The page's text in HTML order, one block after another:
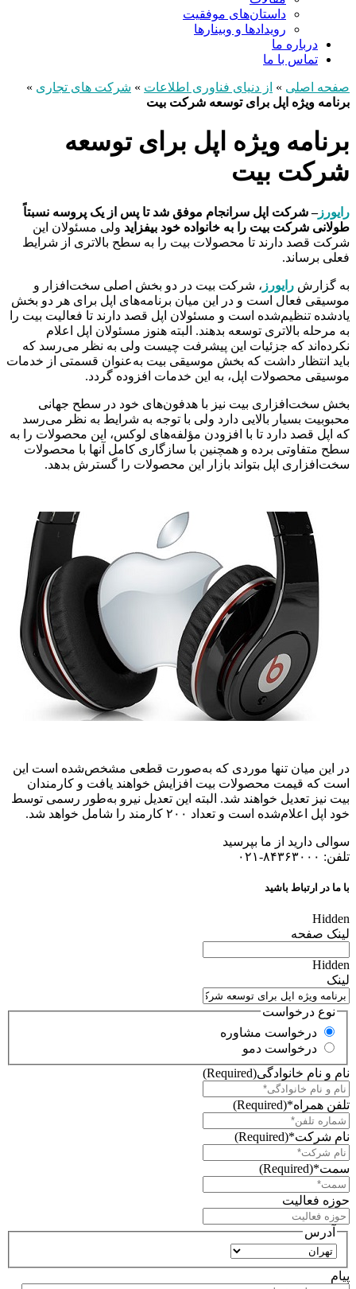
داستان‌های موفقیت
رویدادها و وبینارها
درباره ما
تماس با ما
صفحه اصلی » از دنیای فناوری اطلاعات » شرکت های تجاری »
برنامه ویژه اپل برای توسعه شرکت بیت
برنامه ویژه اپل برای توسعه
شرکت بیت
رایورز– شرکت اپل سرانجام موفق شد تا پس از یک پروسه نسبتاً
طولانی شرکت بیت را به خانواده خود بیفزاید ولی مسئولان این
شرکت قصد دارند تا محصولات بیت را به سطح بالاتری از شرایط
فعلی برساند.
به گزارش رایورز ، شرکت بیت در دو بخش اصلی سخت‌افزار و
موسیقی فعال است و در این میان برنامه‌های اپل برای هر دو بخش
یادشده تنظیم‌شده است و مسئولان اپل قصد دارند تا فعالیت بیت را
به مرحله بالاتری توسعه بدهند. البته هنوز مسئولان اپل اعلام
نکرده‌اند که جزئیات این پیشرفت چیست ولی به نظر می‌رسد که
باید انتظار داشت که بخش موسیقی بیت به‌عنوان قسمتی از خدمات
موسیقی محصولات اپل، به این خدمات افزوده گردد.
بخش سخت‌افزاری بیت نیز با هدفون‌های خود در سطح جهانی
محبوبیت بسیار بالایی دارد ولی با توجه به شرایط به نظر می‌رسد
که اپل قصد دارد تا با افزودن مؤلفه‌های لوکس، این محصولات را به
سطح متفاوتی برده و همچنین با سازگاری کامل آنها با محصولات
سخت‌افزاری اپل بتواند بازار این محصولات را گسترش بدهد.
در این میان تنها موردی که به‌صورت قطعی مشخص‌شده است این
است که قیمت محصولات بیت افزایش خواهند یافت و کارمندان
بیت نیز تعدیل خواهند شد. البته این تعدیل نیرو به‌طور رسمی توسط
خود اپل اعلام‌شده است و تعداد ۲۰۰ کارمند را شامل خواهد شد.
سوالی دارید از ما بپرسید
تلفن: ۸۴۳۶۳۰۰۰-۰۲۱
با ما در ارتباط باشید
Hidden
لینک صفحه
Hidden
لینک
نوع درخواست
درخواست مشاوره
درخواست دمو
نام و نام خانوادگی(Required)
تلفن همراه*(Required)
نام شرکت*(Required)
سمت*(Required)
حوزه فعالیت
آدرس
استان
پیام